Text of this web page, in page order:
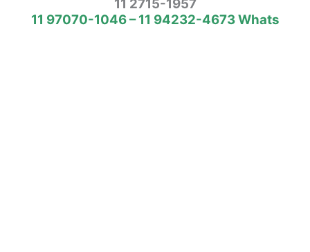
11 2715-1957
11 97070-1046 – 11 94232-4673 Whats